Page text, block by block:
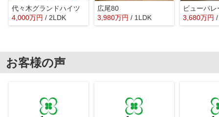
代々木グランドハイツ
4,000万円 / 2LDK
広尾80
3,980万円 / 1LDK 3,680万円
お客様の声